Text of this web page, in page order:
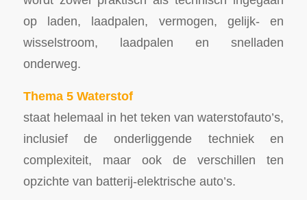
op laden, laadpalen, vermogen, gelijk- en
wisselstroom, laadpalen en snelladen
onderweg.
Thema 5 Waterstof
staat helemaal in het teken van waterstofauto’s,
inclusief de onderliggende techniek en
complexiteit, maar ook de verschillen ten
opzichte van batterij-elektrische auto’s.